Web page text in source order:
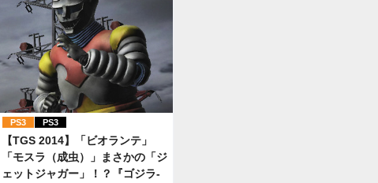
PS3 PS3
【TGS 2014】「ビオランテ」
「モスラ（成虫）」まさかの「ジ
ェットジャガー」！？『ゴジラ-